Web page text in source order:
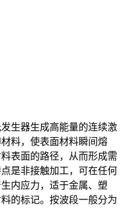
生器生成高能量的连续激
料，使表面材料瞬间熔
表面的路径，从而形成需
是非接触加工，可在任何
内应力，适于金属、塑
的标记。按波段一般分为